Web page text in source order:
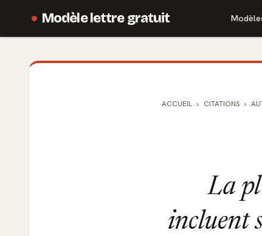
Modèle lettre gratuit
ACCUEIL CITATIONS
La
incluent